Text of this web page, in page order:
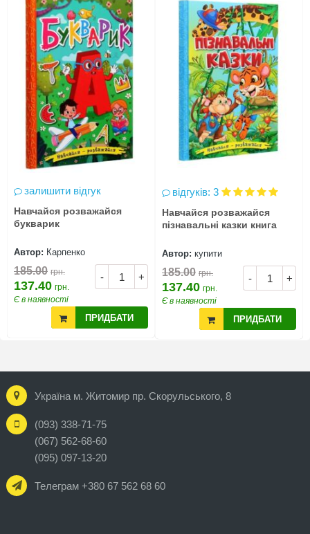
залишити відгук
Навчайся розважайся
букварик
Автор: Карпенко
- +
185.00 грн.
137.40 грн.
Є в наявності
ПРИДБАТИ
відгуків: 3
Навчайся розважайся
пізнавальні казки книга
Автор: купити
- +
185.00 грн.
137.40 грн.
Є в наявності
ПРИДБАТИ
Україна м. Житомир пр. Скорульського, 8
(093) 338-71-75
(067) 562-68-60
(095) 097-13-20
Телеграм +380 67 562 68 60